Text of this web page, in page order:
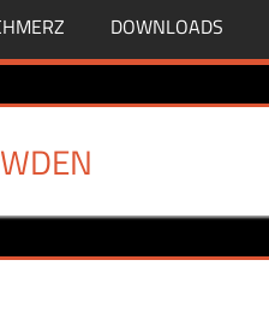
DOWNLOADS